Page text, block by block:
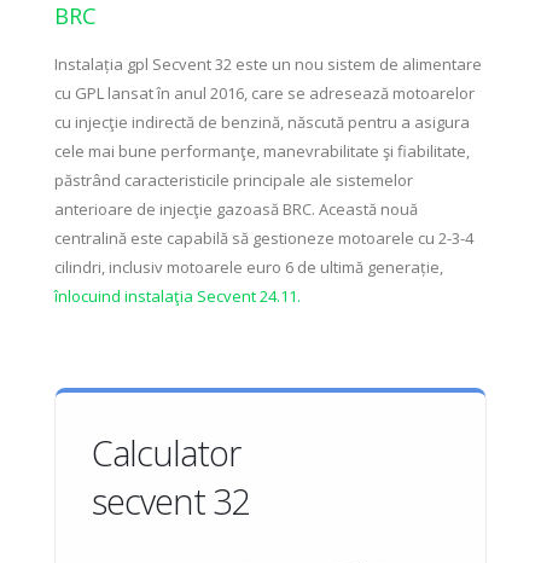
BRC
Instalația gpl Secvent 32 este un nou sistem de alimentare
cu GPL lansat în anul 2016, care se adresează motoarelor
cu injecţie indirectă de benzină, născută pentru a asigura
cele mai bune performanţe, manevrabilitate şi fiabilitate,
păstrând caracteristicile principale ale sistemelor
anterioare de injecţie gazoasă BRC. Această nouă
centralină este capabilă să gestioneze motoarele cu 2-3-4
cilindri, inclusiv motoarele euro 6 de ultimă generație,
înlocuind instalaţia Secvent 24.11.
Calculator
secvent 32